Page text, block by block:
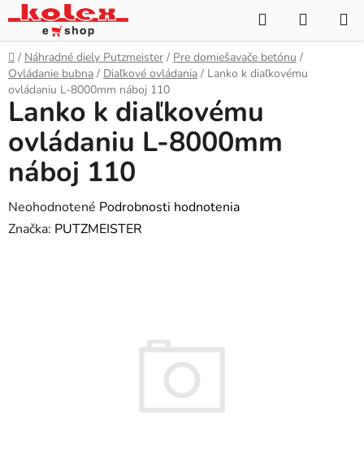
Prejsť
na
obsah
Hľadať
KOŠÍK
Domov
/ Náhradné diely Putzmeister / Pre domiešavače betónu /
Ovládanie bubna / Diaľkové ovládania / Lanko k diaľkovému
ovládaniu L-8000mm náboj 110
Lanko k diaľkovému
ovládaniu L-8000mm
náboj 110
Priemerné
hodnotenie
Neohodnotené Podrobnosti hodnotenia
Značka: PUTZMEISTER